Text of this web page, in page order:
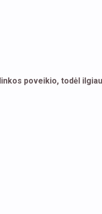
poveikio, todėl